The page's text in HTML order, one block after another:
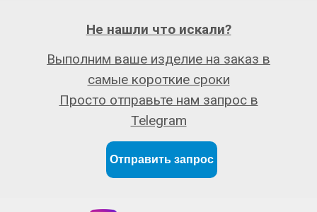
Отправить запрос
Выполним ваше изделие на заказ в
самые короткие сроки
Просто отправьте нам запрос в
Telegram
Не нашли что искали?